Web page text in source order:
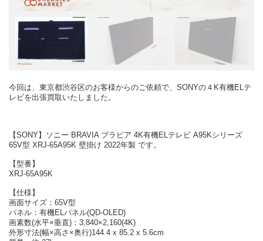
今回は、東京都渋谷区のお客様からのご依頼で、SONYの４K有機ELテ
レビを出張買取いたしました。
【SONY】ソニー BRAVIA ブラビア 4K有機ELテレビ A95Kシリーズ
65V型 XRJ-65A95K 壁掛け 2022年製 です。
【型番】
XRJ-65A95K
【仕様】
画面サイズ：65V型
パネル：有機ELパネル(QD-OLED)
画素数(水平×垂直)：3,840×2,160(4K)
外形寸法(幅×高さ×奥行)144.4 x 85.2 x 5.6cm